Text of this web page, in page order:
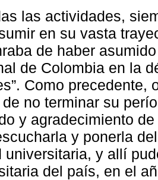
las actividades,
en su vasta
de haber
de Colombia en la
Como precedente,
no terminar su
y agradecimiento
y ponerla
universitaria, y allí
del país, en el